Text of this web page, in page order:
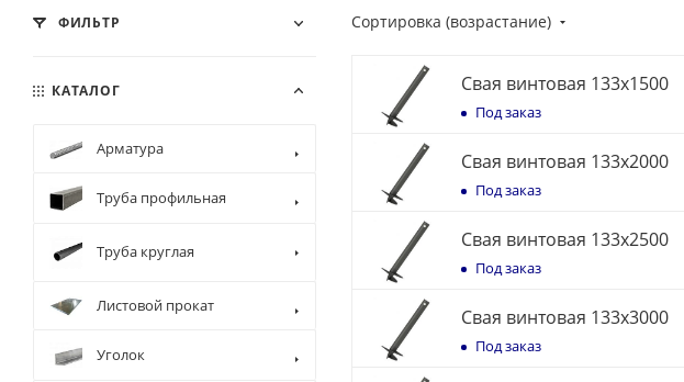
Сортировка (возрастание)
Свая винтовая 133x1500
Под заказ
Свая винтовая 133x2000
Под заказ
Свая винтовая 133x2500
Под заказ
Свая винтовая 133x3000
Под заказ
ФИЛЬТР
КАТАЛОГ
Арматура
Труба профильная
Труба круглая
Листовой прокат
Уголок